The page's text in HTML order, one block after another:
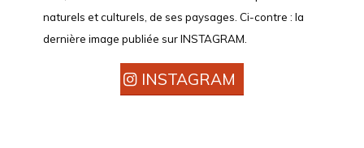
naturels et culturels, de ses paysages. Ci-contre : la
dernière image publiée sur INSTAGRAM.
INSTAGRAM